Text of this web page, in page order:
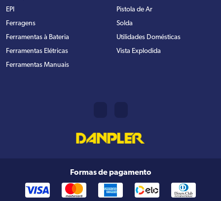
EPI
Ferragens
Ferramentas à Bateria
Ferramentas Elétricas
Ferramentas Manuais
Pistola de Ar
Solda
Utilidades Domésticas
Vista Explodida
Formas de pagamento